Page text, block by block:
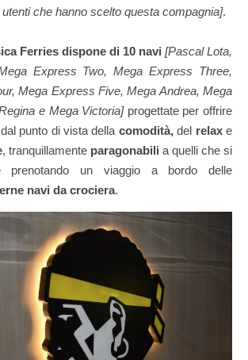
che hanno scelto questa compagnia].
Ferries dispone di 10 navi [Pascal Lota,
Express Two, Mega Express Three,
Mega Express Five, Mega Andrea, Mega
e Mega Victoria]progettate per offrire
dal punto di vista della comodità,del relaxe
, tranquillamente paragonabili a quelli che si
prenotando un viaggio a bordo delle
navi da crociera.